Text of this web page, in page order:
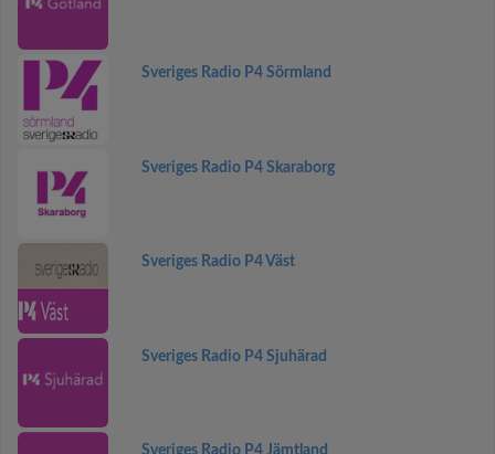
Sveriges Radio P4 Sörmland
Sveriges Radio P4 Skaraborg
Sveriges Radio P4 Väst
Sveriges Radio P4 Sjuhärad
Sveriges Radio P4 Jämtland